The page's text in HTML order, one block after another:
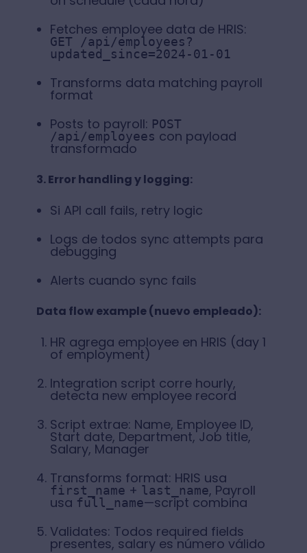
Fetches employee data de HRIS:
GET /api/employees?
updated_since=2024-01-01
Transforms data matching payroll
format
Posts to payroll: POST
/api/employees con payload
transformado
3. Error handling y logging:
Si API call fails, retry logic
Logs de todos sync attempts para
debugging
Alerts cuando sync fails
Data flow example (nuevo empleado):
HR agrega employee en HRIS (day 1
of employment)
Integration script corre hourly,
detecta new employee record
Script extrae: Name, Employee ID,
Start date, Department, Job title,
Salary, Manager
Transforms format: HRIS usa
first_name + last_name, Payroll
usa full_name—script combina
Validates: Todos required fields
presentes, salary es número válido